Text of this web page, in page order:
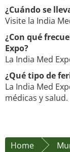
¿Cuándo se
Visite la India
¿Con qué
Expo?
La India Med
¿Qué tipo de
La India Med
médicas y salud.
Home